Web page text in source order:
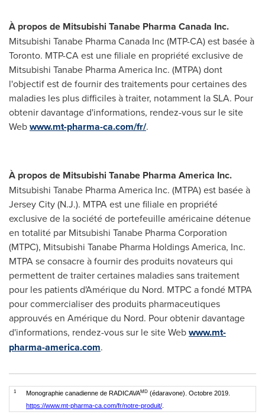
À propos de Mitsubishi Tanabe Pharma Canada Inc.
Mitsubishi Tanabe Pharma Canada Inc (MTP-CA) est basée à
Toronto. MTP-CA est une filiale en propriété exclusive de
Mitsubishi Tanabe Pharma America Inc. (MTPA) dont
l'objectif est de fournir des traitements pour certaines des
maladies les plus difficiles à traiter, notamment la SLA. Pour
obtenir davantage d'informations, rendez-vous sur le site
Webwww.mt-pharma-ca.com/fr/.
À propos de Mitsubishi Tanabe Pharma America Inc.
Mitsubishi Tanabe Pharma America Inc. (MTPA) est basée à
Jersey City(N.J.). MTPA est une filiale en propriété
exclusive de la société de portefeuille américaine détenue
en totalité par Mitsubishi Tanabe Pharma Corporation
(MTPC), Mitsubishi Tanabe Pharma Holdings America, Inc.
MTPA se consacre à fournir des produits novateurs qui
permettent de traiter certaines maladies sans traitement
pour les patients d'Amérique du Nord. MTPC a fondé MTPA
pour commercialiser des produits pharmaceutiques
approuvés en Amérique du Nord. Pour obtenir davantage
d'informations, rendez-vous sur le site Webwww.mt-
pharma-america.com.
1 Monographie canadienne de RADICAVAMD (édaravone). Octobre 2019.
https://www.mt-pharma-ca.com/fr/notre-produit/